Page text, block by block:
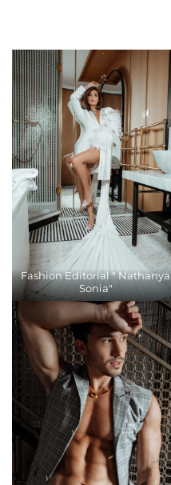
Fashion Editorial " Nathanya
Sonia"